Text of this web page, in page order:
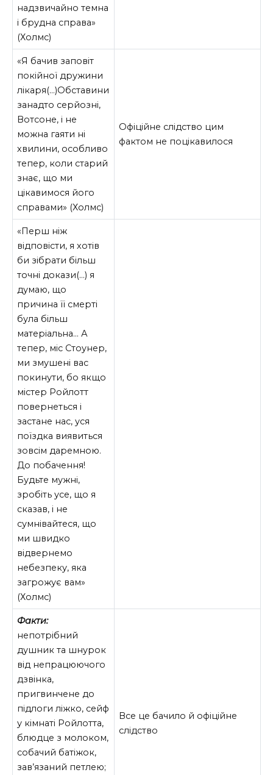
надзвичайно темна
і брудна справа»
(Холмс)
«Я бачив заповіт
покійної дружини
лікаря(…)Обставини
занадто серйозні,
Вотсоне, і не
можна гаяти ні
хвилини, особливо
тепер, коли старий
знає, що ми
цікавимося його
справами» (Холмс)
Офіційне слідство цим
фактом не поцікавилося
«Перш ніж
відповісти, я хотів
би зібрати більш
точні докази(…) я
думаю, що
причина її смерті
була більш
матеріальна… А
тепер, міс Стоунер,
ми змушені вас
покинути, бо якщо
містер Ройлотт
повернеться і
застане нас, уся
поїздка виявиться
зовсім даремною.
До побачення!
Будьте мужні,
зробіть усе, що я
сказав, і не
сумнівайтеся, що
ми швидко
відвернемо
небезпеку, яка
загрожує вам»
(Холмс)
Факти:
непотрібний
душник та шнурок
від непрацюючого
дзвінка,
пригвинчене до
підлоги ліжко, сейф
у кімнаті Ройлотта,
блюдце з молоком,
собачий батіжок,
зав’язаний петлею;
Все це бачило й офіційне
слідство